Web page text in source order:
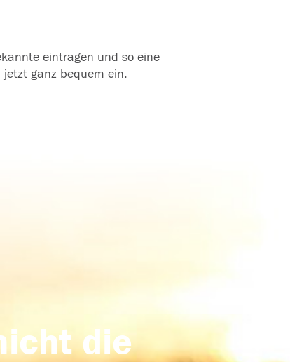
eintragen und so eine
ganz bequem ein.
die